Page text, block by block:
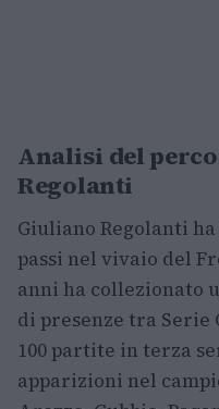
Analisi del
Regolanti
Giuliano Regolanti
passi nel vivaio del
anni ha collezionato
di presenze tra Serie
100 partite in terza
apparizioni nel